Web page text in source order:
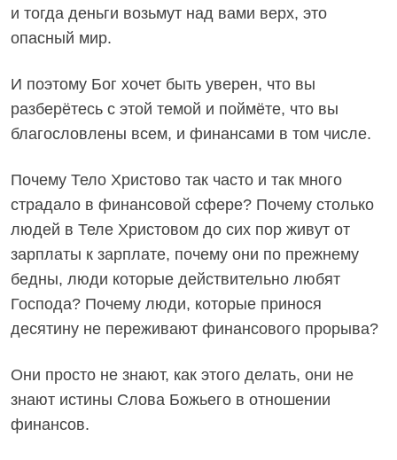
и тогда деньги возьмут над вами верх, это
опасный мир.
И поэтому Бог хочет быть уверен, что вы
разберётесь с этой темой и поймёте, что вы
благословлены всем, и финансами в том числе.
Почему Тело Христово так часто и так много
страдало в финансовой сфере? Почему столько
людей в Теле Христовом до сих пор живут от
зарплаты к зарплате, почему они по прежнему
бедны, люди которые действительно любят
Господа? Почему люди, которые принося
десятину не переживают финансового прорыва?
Они просто не знают, как этого делать, они не
знают истины Слова Божьего в отношении
финансов.